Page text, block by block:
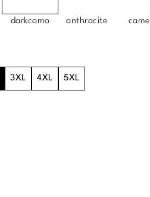
darkcamo anthracite camel
3XL 4XL 5XL